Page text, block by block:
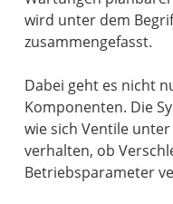
wird unter dem
zusammengefasst.
Dabei geht es nicht
Komponenten. Die
wie sich Ventile
verhalten, ob
Betriebsparameter